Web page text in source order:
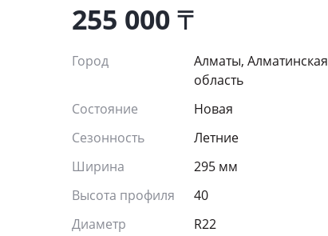
255 000₸
Город
Алматы, Алматинская
область
Состояние
Новая
Сезонность
Летние
Ширина
295 мм
Высота профиля
40
Диаметр
R22